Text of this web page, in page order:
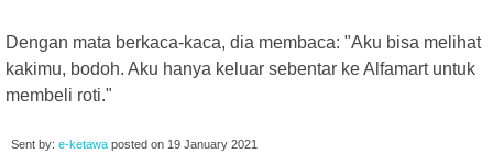
Dengan mata berkaca-kaca, dia membaca: "Aku bisa melihat
kakimu, bodoh. Aku hanya keluar sebentar ke Alfamart untuk
membeli roti."
Sent by: e-ketawa posted on 19 January 2021